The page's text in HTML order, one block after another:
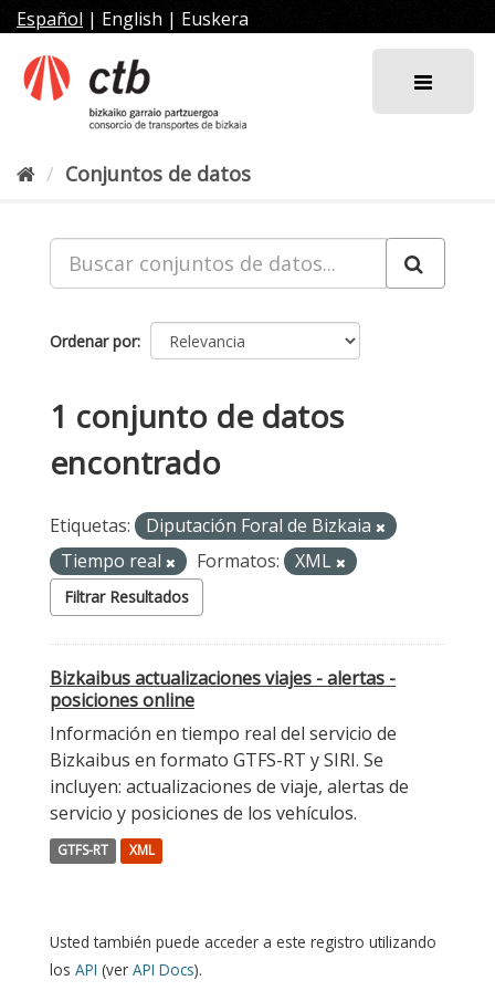
al
contenido
Español | English | Euskera
Conjuntos de datos
Ordenar por
1 conjunto de datos
encontrado
Etiquetas:
Diputación Foral de Bizkaia
Tiempo real
Formatos: XML
Filtrar Resultados
Bizkaibus actualizaciones viajes - alertas -
posiciones online
Información en tiempo real del servicio de
Bizkaibus en formato GTFS-RT y SIRI. Se
incluyen: actualizaciones de viaje, alertas de
servicio y posiciones de los vehículos.
GTFS-RT XML
Usted también puede acceder a este registro utilizando
los API (ver API Docs).